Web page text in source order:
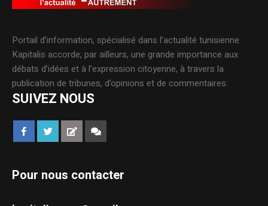
Portail d’information, spécialisé dans l’actualité tunisienne.
Kapitalis accorde, par ailleurs, une grande importance aux
débats d’idées et à l’expression citoyenne, à travers la
publication de tribunes, d’opinions et de commentaires.
SUIVEZ NOUS
Pour nous contacter